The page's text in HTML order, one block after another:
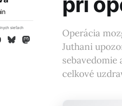
Operácia
Juthani
celkové
sieťach
BlueskyMastodon